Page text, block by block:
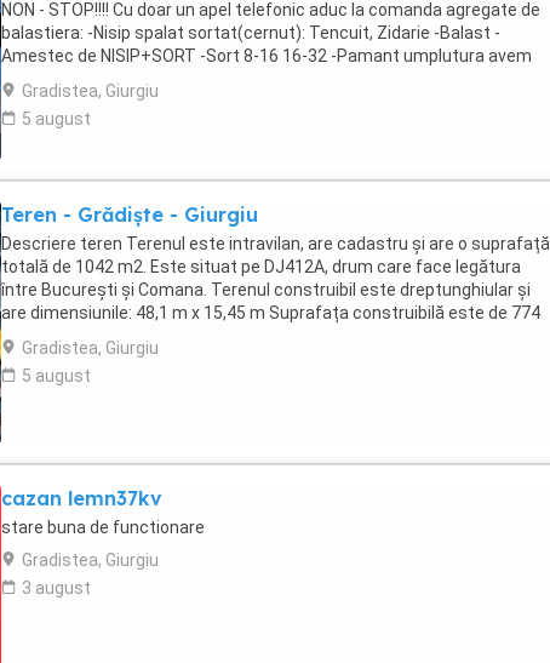
NON - STOP!!!! Cu doar un apel telefonic aduc la comanda agregate de
balastiera: -Nisip spalat sortat(cernut): Tencuit, Zidarie -Balast -
Amestec de NISIP+SORT -Sort 8-16 16-32 -Pamant umplutura avem
bălegar, de vaca,de cal,de ...
Gradistea, Giurgiu
5 august
Teren - Grădiște - Giurgiu
Descriere teren Terenul este intravilan, are cadastru și are o suprafață
totală de 1042 m2. Este situat pe DJ412A, drum care face legătura
între București și Comana. Terenul construibil este dreptunghiular și
are dimensiunile: 48,1 m x 15,45 m Suprafața construibilă este de 774
m2. Există un drum ...
Gradistea, Giurgiu
5 august
cazan lemn37kv
stare buna de functionare
Gradistea, Giurgiu
3 august